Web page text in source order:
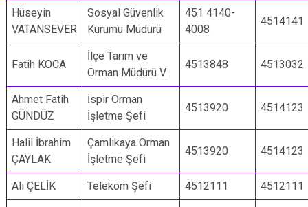
Hüseyin
VATANSEVER
Sosyal Güvenlik
Kurumu Müdürü
451 4140-
4008
4514141
Fatih KOCA
İlçe Tarım ve
Orman Müdürü V.
4513848 4513032
Ahmet Fatih
GÜNDÜZ
İspir Orman
İşletme Şefi
4513920 4514123
Halil İbrahim
ÇAYLAK
Çamlıkaya Orman
İşletme Şefi
4513920 4514123
Ali ÇELİK Telekom Şefi 4512111 4512111